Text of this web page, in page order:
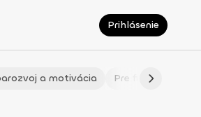
Prihlásenie
a motivácia Pre fitmaminky